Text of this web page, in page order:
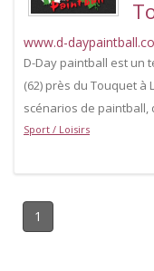
www.d-
D-Day paintball est un
(62) près du Touquet
scénarios de
Sport / Loisirs
1